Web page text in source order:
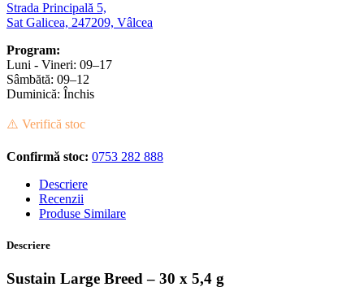
Strada Principală 5,
Sat Galicea, 247209, Vâlcea
Program:
Luni - Vineri: 09–17
Sâmbătă: 09–12
Duminică: Închis
⚠️ Verifică stoc
Confirmă stoc: 0753 282 888
Descriere
Recenzii
Produse Similare
Descriere
Sustain Large Breed – 30 x 5,4 g